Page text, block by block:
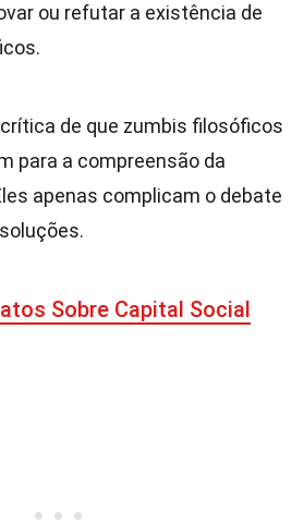
ou refutar a existência de
de que zumbis filosóficos
para a compreensão da
apenas complicam o debate
Sobre Capital Social